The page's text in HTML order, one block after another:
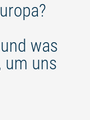
was
um uns